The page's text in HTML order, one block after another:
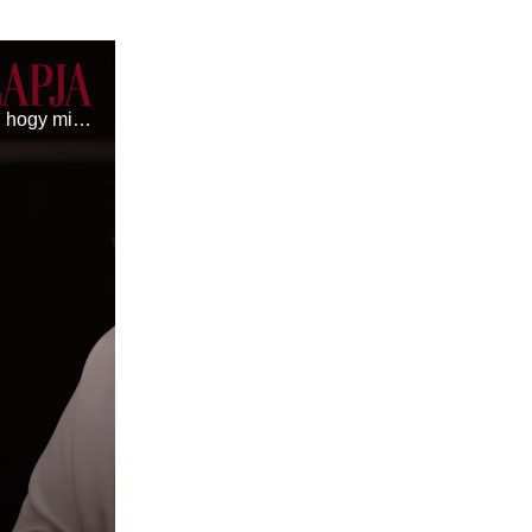
Jakupcsek Gabriella, Dr. Orsós Zsuzsanna, Gyurkó Szilvia, Mautner Zsófia és Dobray Sarolta meséltek arról, hogy milyen kihívásokkal és előnyökkel jár a női lét.